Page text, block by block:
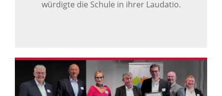
würdigte die Schule in ihrer Laudatio.